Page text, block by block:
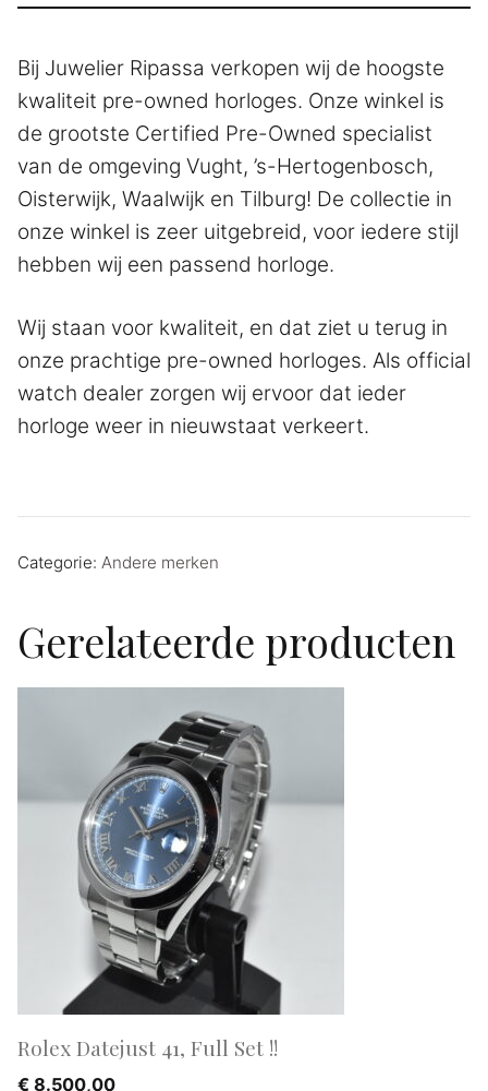
Bij Juwelier Ripassa verkopen wij de hoogste
kwaliteit pre-owned horloges. Onze winkel is
de grootste Certified Pre-Owned specialist
van de omgeving Vught, ’s-Hertogenbosch,
Oisterwijk, Waalwijk en Tilburg! De collectie in
onze winkel is zeer uitgebreid, voor iedere stijl
hebben wij een passend horloge.
Wij staan voor kwaliteit, en dat ziet u terug in
onze prachtige pre-owned horloges. Als official
watch dealer zorgen wij ervoor dat ieder
horloge weer in nieuwstaat verkeert.
Categorie: Andere merken
Gerelateerde producten
Rolex Datejust 41, Full Set !!
€ 8.500,00